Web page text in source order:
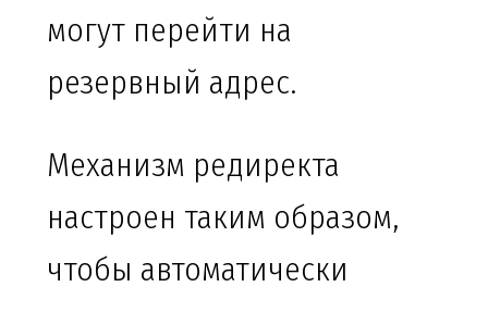
могут перейти на
резервный адрес.
Механизм редиректа
настроен таким образом,
чтобы автоматически